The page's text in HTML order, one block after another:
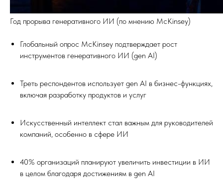
Год прорыва генеративного ИИ (по мнению McKinsey)
Глобальный опрос McKinsey подтверждает рост
инструментов генеративного ИИ (gen AI)
Треть респондентов использует gen AI в бизнес-функциях,
включая разработку продуктов и услуг
Искусственный интеллект стал важным для руководителей
компаний, особенно в сфере ИИ
40% организаций планируют увеличить инвестиции в ИИ
в целом благодаря достижениям в gen AI